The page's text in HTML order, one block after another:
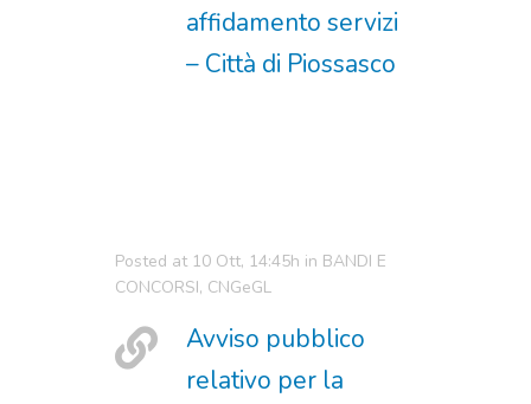
affidamento servizi
– Città di Piossasco
Posted at 10 Ott, 14:45h in BANDI E
CONCORSI, CNGeGL
Avviso pubblico
relativo per la